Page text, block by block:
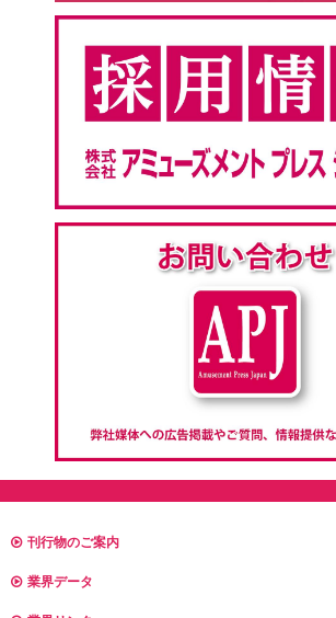
刊行物のご案内
業界データ